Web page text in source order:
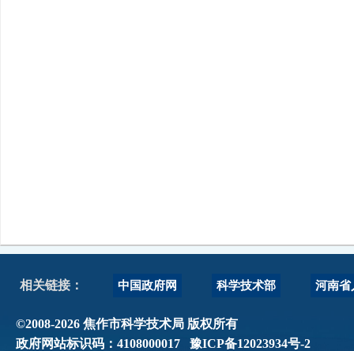
相关链接： 中国政府网 科学技术部 河南省
©2008-2026 焦作市科学技术局 版权所有
政府网站标识码：4108000017
豫ICP备12023934号-2